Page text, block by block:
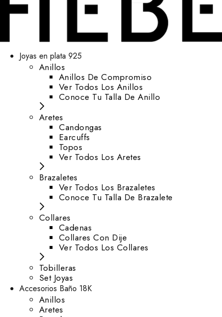
Joyas en plata 925
Anillos
Anillos De Compromiso
Ver Todos Los Anillos
Conoce Tu Talla De Anillo
Aretes
⁠Candongas
Earcuffs
Topos
Ver Todos Los Aretes
Brazaletes
Ver Todos Los Brazaletes
Conoce Tu Talla De Brazalete
Collares
Cadenas
Collares Con Dije
Ver Todos Los Collares
Tobilleras
Set Joyas
Accesorios Baño 18K
Anillos
Aretes